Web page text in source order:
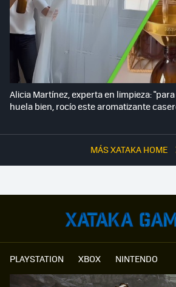
MÁS XATAKA HOME
Alicia Martínez, experta en limpieza:
huela bien, rocío este aromatizante
PLAYSTATION XBOX NINTENDO